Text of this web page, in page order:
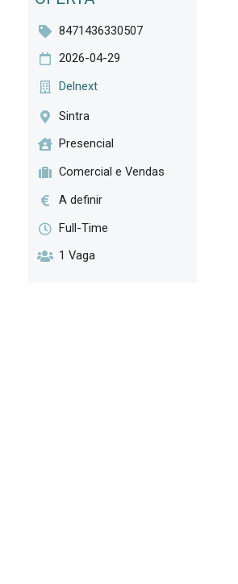
8471436330507
2026-04-29
Delnext
Sintra
Presencial
Comercial e Vendas
A definir
Full-Time
1 Vaga